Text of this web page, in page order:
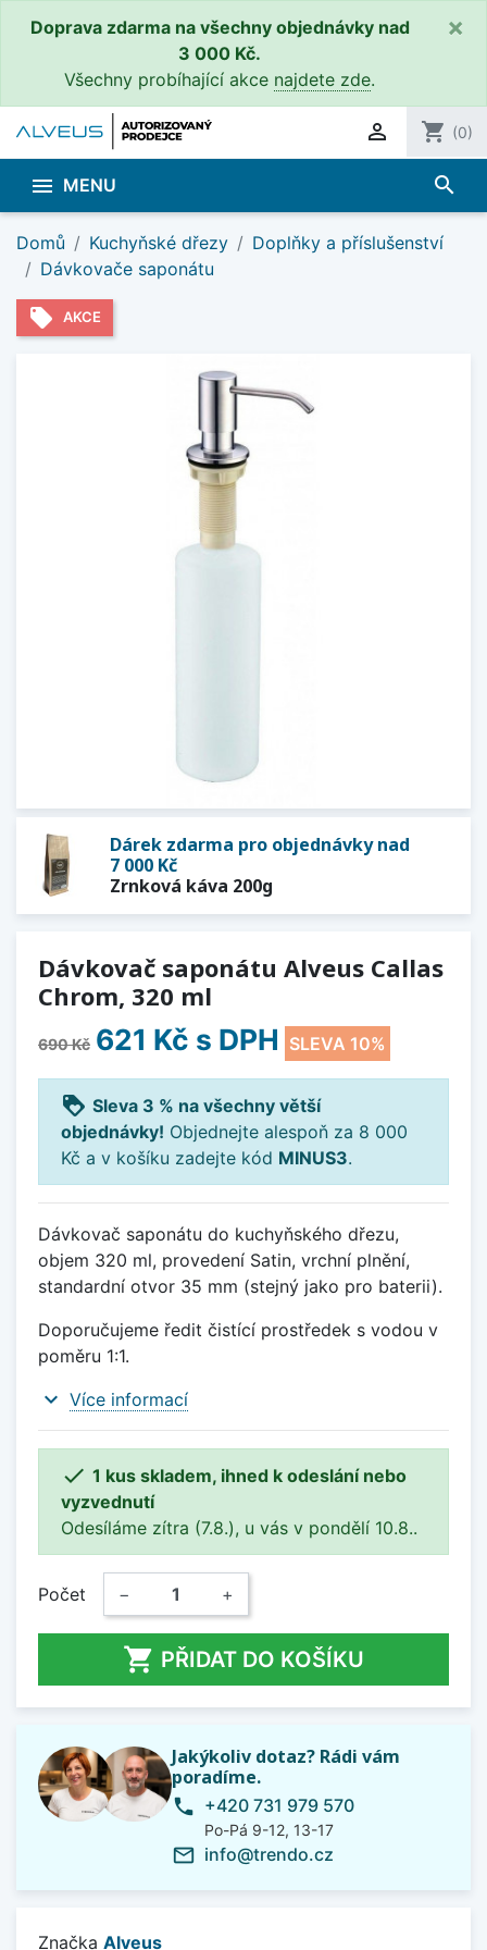
Doprava zdarma na všechny objednávky nad
3 000 Kč.
Všechny probíhající akce najdete zde.
×
 shopping_cart (0)
 MENU search
Domů Kuchyňské dřezy
Doplňky a příslušenství
Dávkovače saponátu
local_offer AKCE
Dárek zdarma pro objednávky nad
7 000 Kč
Zrnková káva 200g
Dávkovač saponátu Alveus Callas
Chrom, 320 ml
690 Kč 621 Kč s DPH SLEVA 10%
loyalty Sleva 3 % na všechny větší
objednávky! Objednejte alespoň za 8 000
Kč a v košíku zadejte kód MINUS3.
Dávkovač saponátu do kuchyňského dřezu,
objem 320 ml, provedení Satin, vrchní plnění,
standardní otvor 35 mm (stejný jako pro baterii).
Doporučujeme ředit čistící prostředek s vodou v
poměru 1:1.
expand_more Více informací
 1 kus skladem, ihned k odeslání nebo
vyzvednutí
Odesíláme zítra (7.8.), u vás v pondělí 10.8..
Počet − +
 PŘIDAT DO KOŠÍKU
Jakýkoliv dotaz? Rádi vám
poradíme.
phone +420 731 979 570
Po-Pá 9-12, 13-17
mail_outline info@trendo.cz
Značka Alveus